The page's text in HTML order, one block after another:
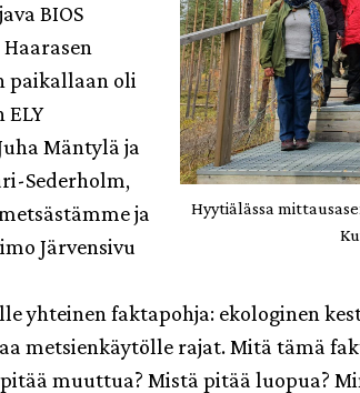
Hyytiälässa
BIOS
paikallaan oli
ELY
Mäntylä ja
Sederholm,
ja
Järvensivu
yhteinen faktapohja: ekologinen
metsienkäytölle rajat. Mitä tämä
muuttua? Mistä pitää luopua?